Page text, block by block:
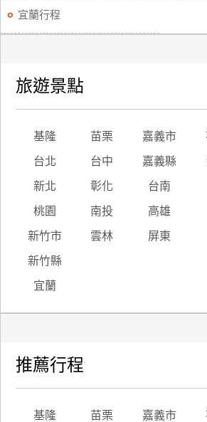
宜蘭行程
旅遊景點
基隆 苗栗 嘉義市
台北 台中 嘉義縣
新北 彰化 台南
桃園 南投 高雄
新竹市 雲林 屏東
新竹縣
宜蘭
推薦行程
基隆 苗栗 嘉義市